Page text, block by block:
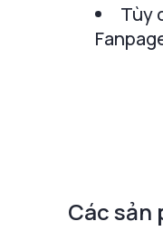
Tùy
Các sản